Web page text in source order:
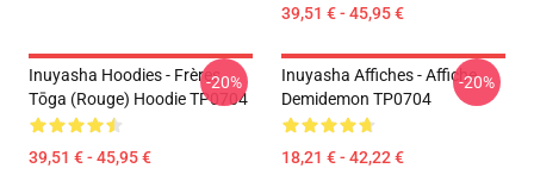
39,51 € - 45,95 €
Inuyasha Hoodies - Frères
Tōga (rouge) Hoodie TP0704
39,51 € - 45,95 €
-20%
Inuyasha Affiches - Affiche
Demidemon TP0704
18,21 € - 42,22 €
-20%